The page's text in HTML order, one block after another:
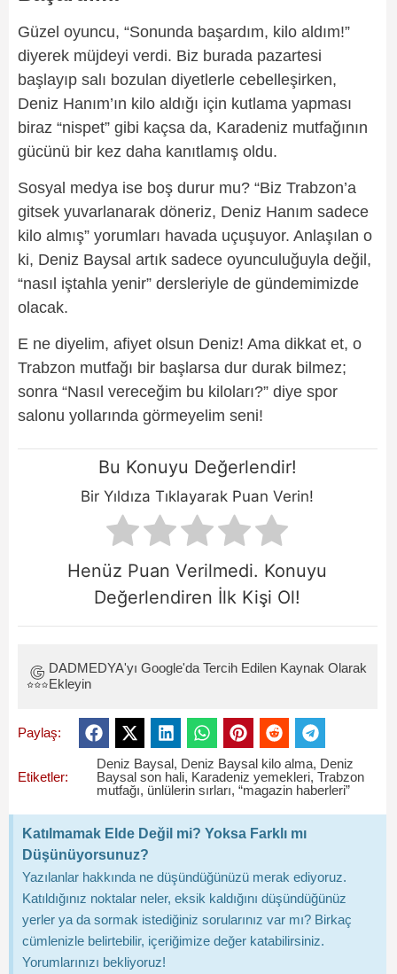
Güzel oyuncu, “Sonunda başardım, kilo aldım!”
diyerek müjdeyi verdi. Biz burada pazartesi
başlayıp salı bozulan diyetlerle cebelleşirken,
Deniz Hanım’ın kilo aldığı için kutlama yapması
biraz “nispet” gibi kaçsa da, Karadeniz mutfağının
gücünü bir kez daha kanıtlamış oldu.
Sosyal medya ise boş durur mu? “Biz Trabzon’a
gitsek yuvarlanarak döneriz, Deniz Hanım sadece
kilo almış” yorumları havada uçuşuyor. Anlaşılan o
ki, Deniz Baysal artık sadece oyunculuğuyla değil,
“nasıl iştahla yenir” dersleriyle de gündemimizde
olacak.
E ne diyelim, afiyet olsun Deniz! Ama dikkat et, o
Trabzon mutfağı bir başlarsa dur durak bilmez;
sonra “Nasıl vereceğim bu kiloları?” diye spor
salonu yollarında görmeyelim seni!
Bu Konuyu Değerlendir!
Bir Yıldıza Tıklayarak Puan Verin!
Henüz Puan Verilmedi. Konuyu
Değerlendiren İlk Kişi Ol!
DADMEDYA'yı Google'da Tercih Edilen Kaynak Olarak
Ekleyin
Paylaş:
Etiketler:
Deniz Baysal, Deniz Baysal kilo alma, Deniz
Baysal son hali, Karadeniz yemekleri,Trabzon
mutfağı, ünlülerin sırları,“magazin haberleri”
Katılmamak Elde Değil mi? Yoksa Farklı mı
Düşünüyorsunuz?
Yazılanlar hakkında ne düşündüğünüzü merak ediyoruz.
Katıldığınız noktalar neler, eksik kaldığını düşündüğünüz
yerler ya da sormak istediğiniz sorularınız var mı? Birkaç
cümlenizle belirtebilir, içeriğimize değer katabilirsiniz.
Yorumlarınızı bekliyoruz!